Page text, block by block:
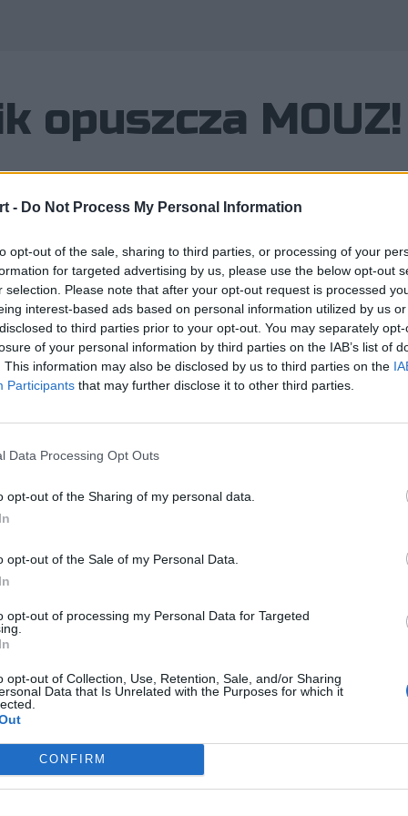
- Do Not Process My Personal Information
opt-out of the sale, sharing to third parties, or processing of your
for targeted advertising by us, please use the below opt-out
selection. Please note that after your opt-out request is processed
interest-based ads based on personal information utilized by us
to third parties prior to your opt-out. You may separately
of your personal information by third parties on the IAB’s list of
This information may also be disclosed by us to third parties on the
Participants that may further disclose it to other third parties.
Data Processing Opt Outs
opt-out of the Sharing of my personal data.
opt-out of the Sale of my Personal Data.
opt-out of processing my Personal Data for Targeted
opt-out of Collection, Use, Retention, Sale, and/or Sharing
Data that Is Unrelated with the Purposes for which it
CONFIRM
opuszcza MOUZ!
jest głównie z uwagi na
marka ta obecna jest również w
Tam jej barw do
Myszy
trafił w styczniu tego roku. Wcześniej rywalizował on
Esports Club oraz Case Esports. Z kolei w koszulce
ze swoimi kolegami zajął drugie miejsce w drugim
Ascension EMEA nie były już tak udane. Filu i spółka
drużyna zaskakująco szybko musiała pożegnać się z
do elity Filu nie będzie jej już wspierać. –
Być
życzyć powodzenia w przyszłości zarówno
wzlotów i upadków. Nie żałuję jednak żadnej wspólnie
człowiek i za to jestem wdzięczny. Więcej informacji na
. Dla Myszy jest to pierwsza roszada